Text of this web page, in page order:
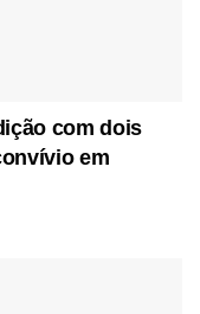
com dois
em